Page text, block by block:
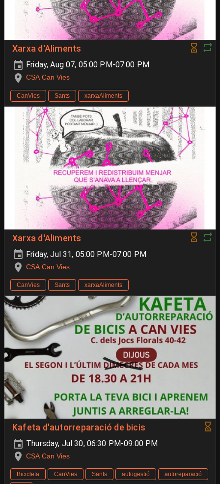
Xarxa d'Aliments
Friday, Aug 07, 05:00 PM-07:00 PM
CSA Can Vies
CanVies Sants xarxaAliments
Xarxa d'Aliments
Friday, Jul 31, 05:00 PM-07:00 PM
CSA Can Vies
CanVies Sants xarxaAliments
Kafeta d'autorreparació de bicis
Thursday, Jul 30, 06:30 PM-09:00 PM
CSA Can Vies
Bicicleta CanVies Sants autogestió
autoreparació